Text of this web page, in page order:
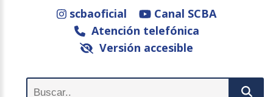
scbaoficial
Canal SCBA
Atención telefónica
Versión accesible